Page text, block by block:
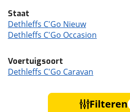
Staat
Dethleffs C'Go Nieuw
Dethleffs C'Go Occasion
Voertuigsoort
Dethleffs C'Go Caravan
Filteren